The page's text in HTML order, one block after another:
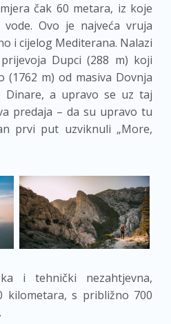
čak 60 metara, iz koje
Ovo je najveća vruja
i cijelog Mediterana. Nalazi
Dupci (288 m) koji
(1762 m) od masiva Dovnja
Dinare, a upravo se uz taj
predaja – da su upravo tu
prvi put uzviknuli „More,
i tehnički nezahtjevna,
kilometara, s približno 700